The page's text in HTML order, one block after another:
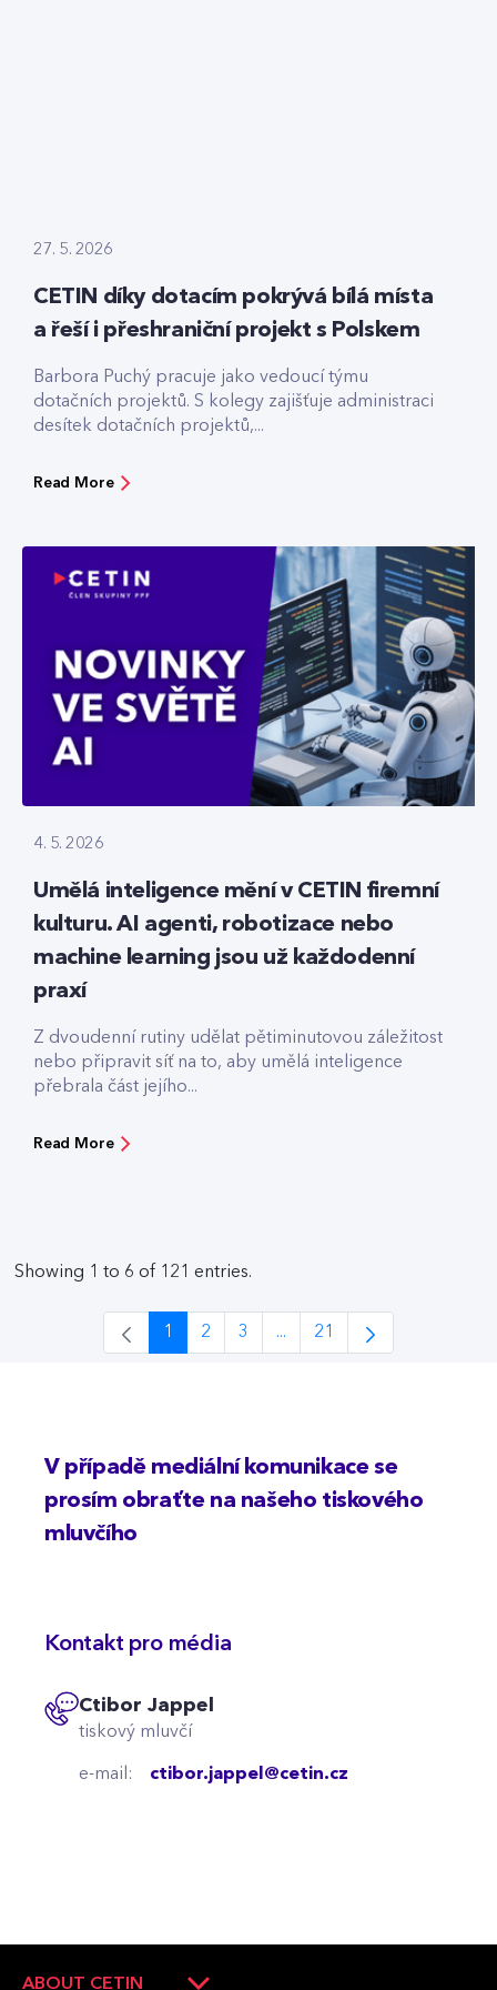
27. 5. 2026
CETIN díky dotacím pokrývá bílá místa
a řeší i přeshraniční projekt s Polskem
Barbora Puchý pracuje jako vedoucí týmu
dotačních projektů. S kolegy zajišťuje administraci
desítek dotačních projektů,...
Read More
4. 5. 2026
Umělá inteligence mění v CETIN firemní
kulturu. AI agenti, robotizace nebo
machine learning jsou už každodenní
praxí
Z dvoudenní rutiny udělat pětiminutovou záležitost
nebo připravit síť na to, aby umělá inteligence
přebrala část jejího...
Read More
Showing 1 to 6 of 121 entries.
Page
1
Page
2
Page
3 ...
Intermediate Pages Use
Page
21
V případě mediální komunikace se
prosím obraťte na našeho tiskového
mluvčího
Kontakt pro média
Ctibor Jappel
tiskový mluvčí
e-mail: ctibor.jappel@cetin.cz
ABOUT CETIN